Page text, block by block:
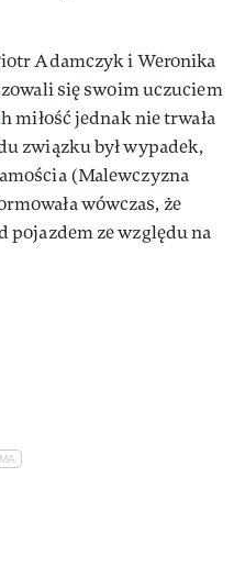
Adamczyk i Weronika
się swoim uczuciem
miłość jednak nie trwała
związku był wypadek,
(Malewczyzna
wówczas, że
pojazdem ze względu na